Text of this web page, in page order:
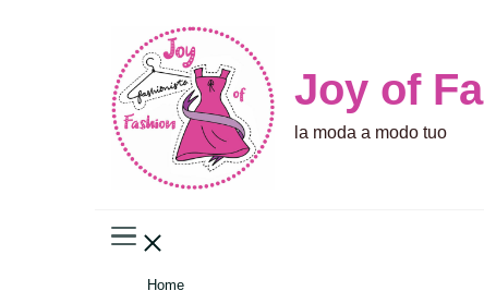
Joy of
la moda a modo tuo
Home